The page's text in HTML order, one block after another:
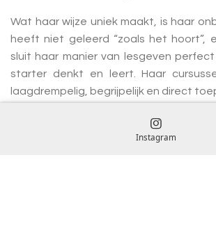
Wat haar wijze uniek maakt, is haar
heeft niet geleerd “zoals het hoort”,
sluit haar manier van lesgeven
starter denkt en leert. Haar
laagdrempelig, begrijpelijk en direct
Instagram